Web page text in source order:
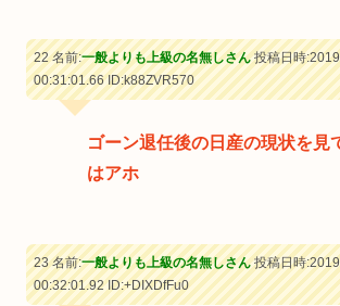
22 名前:一般よりも上級の名無しさん投稿日時
00:31:01.66ID:k88ZVR570
ゴーン退任後の日産の現状を見
はアホ
23 名前:一般よりも上級の名無しさん投稿日時
00:32:01.92ID:+DIXDfFu0